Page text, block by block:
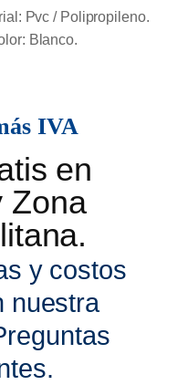
Pvc / Polipropileno.
Blanco.
IVA
en
Zona
y costos
nuestra